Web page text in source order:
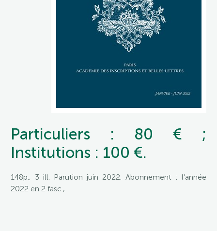
Particuliers : 80 € ;
Institutions : 100 €.
148p., 3 ill. Parution juin 2022. Abonnement : l’année
2022 en 2 fasc.,